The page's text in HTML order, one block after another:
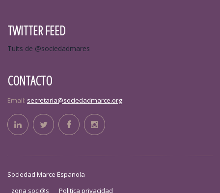
TWITTER FEED
Tuits de @sociedadmares
CONTACTO
Email: secretaria@sociedadmarce.org
Sociedad Marce Espanola
zona soci@s
Politica privacidad